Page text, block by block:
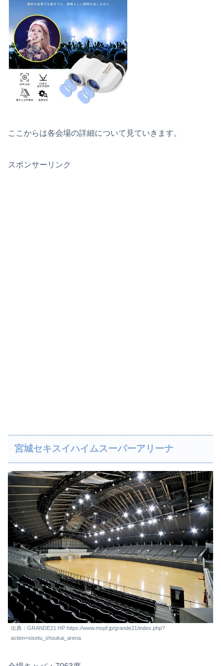
ここからは各会場の詳細について見ていきます。
スポンサーリンク
宮城セキスイハイムスーパーアリーナ
出典：GRANDE21 HP https://www.mspf.jp/grande21/index.php?
action=sisetu_shoukai_arena